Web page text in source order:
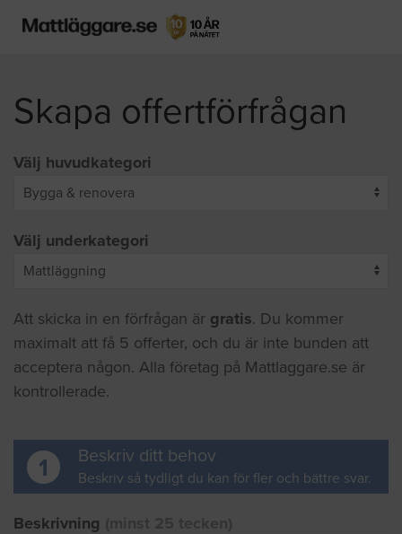
Skapa offertförfrågan
Välj huvudkategori
Välj underkategori
Att skicka in en förfrågan är gratis. Du kommer
maximalt att få 5 offerter, och du är inte bunden att
acceptera någon. Alla företag på Mattlaggare.se är
kontrollerade.
1 Beskriv ditt behov
Beskriv så tydligt du kan för fler och bättre svar.
Beskrivning